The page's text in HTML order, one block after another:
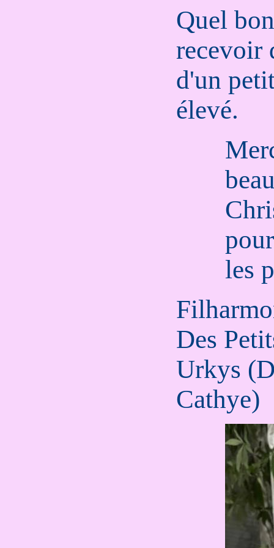
Quel
recevoir
d'un
élevé.
les
Des
Urkys
Cathye)